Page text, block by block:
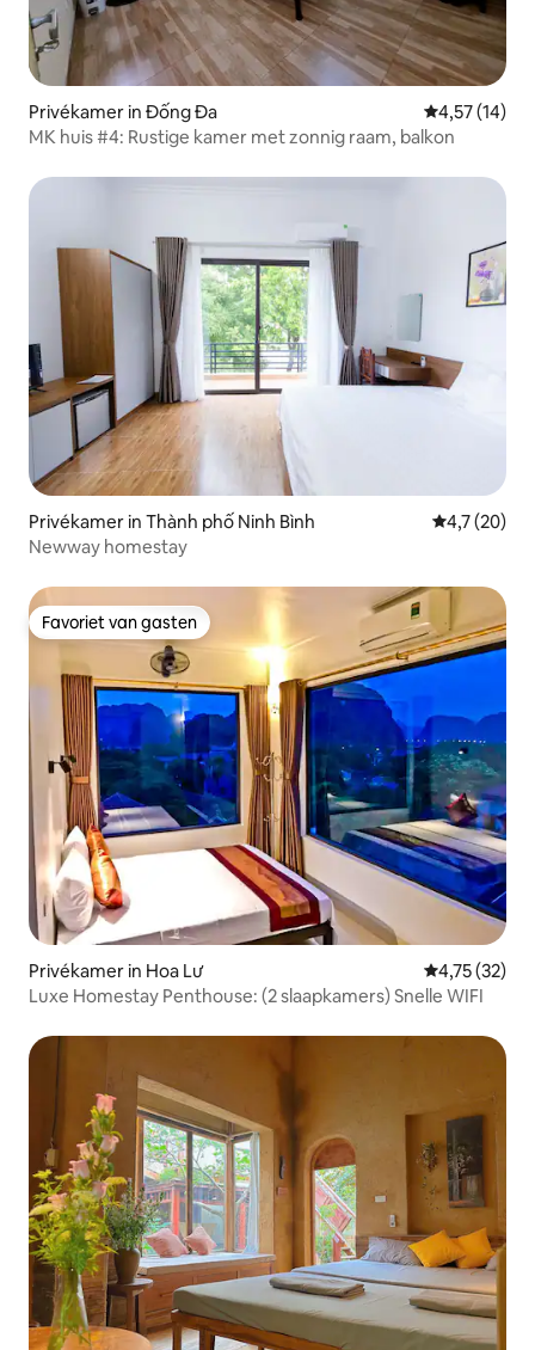
Privékamer in Đống Đa Gemiddelde
4,57 (14)
MK huis #4: Rustige kamer met zonnig raam, balkon
Privékamer in Thành phố Ninh Bình
4,7 (20)
Newway homestay
Favoriet van gasten
Favoriet van gasten
Privékamer in Hoa Lư Gemiddelde
4,75 (32)
Luxe Homestay Penthouse: (2 slaapkamers) Snelle WIFI